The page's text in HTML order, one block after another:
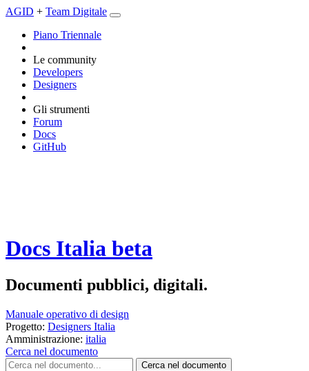
AGID + Team Digitale
Piano Triennale
Le community
Developers
Designers
Gli strumenti
Forum
Docs
GitHub
Docs Italia beta
Documenti pubblici, digitali.
Manuale operativo di design
Progetto: Designers Italia
Amministrazione: italia
Cerca nel documento
Cerca nel documento